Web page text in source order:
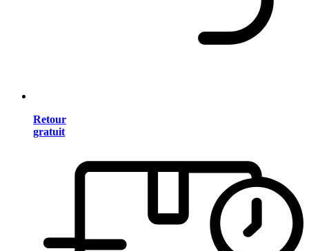
Retour
gratuit